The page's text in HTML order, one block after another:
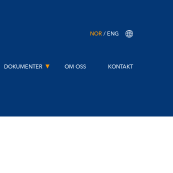
NOR ENG
DOKUMENTER
GARANTI
OM OSS KONTAKT